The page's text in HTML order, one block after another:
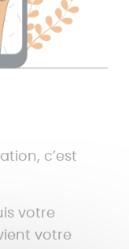
c’est
votre
votre